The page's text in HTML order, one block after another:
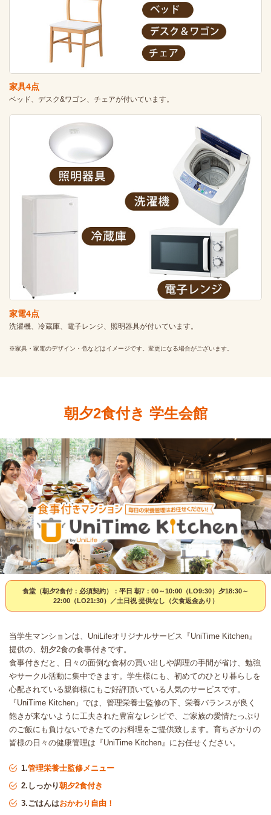
家具4点
ベッド、デスク&ワゴン、チェアが付いています。
家電4点
洗濯機、冷蔵庫、電子レンジ、照明器具が付いています。
※家具・家電のデザイン・色などはイメージです。変更になる場合がございます。
朝夕2食付き 学生会館
食堂（朝夕2食付：必須契約）：平日 朝7：00～10:00（LO9:30）夕18:30～
22:00（LO21:30）／土日祝 提供なし（欠食返金あり）
当学生マンションは、UniLifeオリジナルサービス『UniTime Kitchen』
提供の、朝夕2食の食事付きです。
食事付きだと、日々の面倒な食材の買い出しや調理の手間が省け、勉強
やサークル活動に集中できます。学生様にも、初めてのひとり暮らしを
心配されている親御様にもご好評頂いている人気のサービスです。
『UniTime Kitchen』では、管理栄養士監修の下、栄養バランスが良く
飽きが来ないように工夫された豊富なレシピで、ご家族の愛情たっぷり
のご飯にも負けないできたてのお料理をご提供致します。育ちざかりの
皆様の日々の健康管理は『UniTime Kitchen』にお任せください。
1.管理栄養士監修メニュー
2.しっかり朝夕2食付き
3.ごはんはおかわり自由！